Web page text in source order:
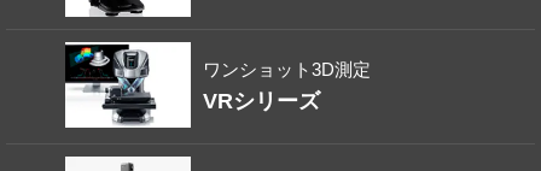
ワンショット3D測定
VRシリーズ